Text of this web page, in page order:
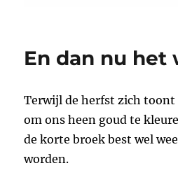
En dan nu het
Terwijl de herfst zich toont
om ons heen goud te
de korte broek best wel
worden.